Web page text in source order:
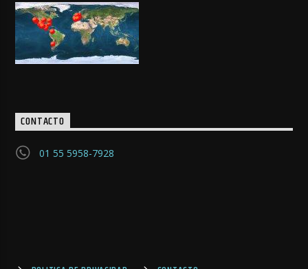
CONTACTO
01 55 5958-7928